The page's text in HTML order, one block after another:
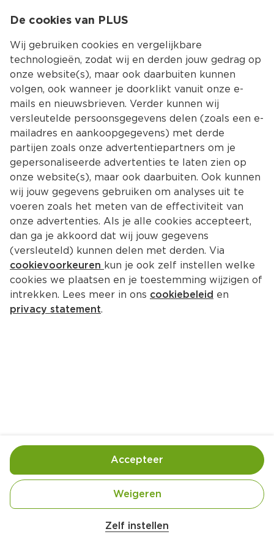
Kies jouw
Terug Producten
Nivea For Men Protect & Care
Douchegel
Over dit product
De cookies van PLUS
Wij gebruiken cookies en vergelijkbare
technologieën, zodat wij en derden jouw gedrag op
onze website(s), maar ook daarbuiten kunnen
volgen, ook wanneer je doorklikt vanuit onze e-
mails en nieuwsbrieven. Verder kunnen wij
versleutelde persoonsgegevens delen (zoals een e-
mailadres en aankoopgegevens) met derde
partijen zoals onze advertentiepartners om je
gepersonaliseerde advertenties te laten zien op
onze website(s), maar ook daarbuiten. Ook kunnen
wij jouw gegevens gebruiken om analyses uit te
voeren zoals het meten van de effectiviteit van
onze advertenties. Als je alle cookies accepteert,
dan ga je akkoord dat wij jouw gegevens
(versleuteld) kunnen delen met derden. Via
cookievoorkeuren kun je ook zelf instellen welke
cookies we plaatsen en je toestemming wijzigen of
intrekken. Lees meer in ons cookiebeleid en
privacy statement.
Zelf instellen
Weigeren
Accepteer